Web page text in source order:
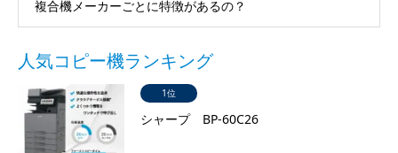
複合機メーカーごとに特徴があるの？
人気コピー機ランキング
1位
シャープ BP-60C26